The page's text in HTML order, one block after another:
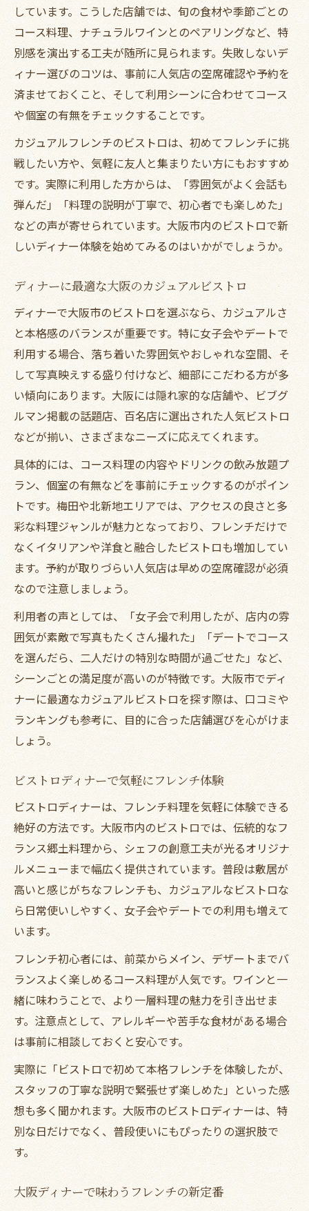
しています。こうした店舗では、旬の食材や季節ごとの
コース料理、ナチュラルワインとのペアリングなど、特
別感を演出する工夫が随所に見られます。失敗しないデ
ィナー選びのコツは、事前に人気店の空席確認や予約を
済ませておくこと、そして利用シーンに合わせてコース
や個室の有無をチェックすることです。
カジュアルフレンチのビストロは、初めてフレンチに挑
戦したい方や、気軽に友人と集まりたい方にもおすすめ
です。実際に利用した方からは、「雰囲気がよく会話も
弾んだ」「料理の説明が丁寧で、初心者でも楽しめた」
などの声が寄せられています。大阪市内のビストロで新
しいディナー体験を始めてみるのはいかがでしょうか。
ディナーに最適な大阪のカジュアルビストロ
ディナーで大阪市のビストロを選ぶなら、カジュアルさ
と本格感のバランスが重要です。特に女子会やデートで
利用する場合、落ち着いた雰囲気やおしゃれな空間、そ
して写真映えする盛り付けなど、細部にこだわる方が多
い傾向にあります。大阪には隠れ家的な店舗や、ビブグ
ルマン掲載の話題店、百名店に選出された人気ビストロ
などが揃い、さまざまなニーズに応えてくれます。
具体的には、コース料理の内容やドリンクの飲み放題プ
ラン、個室の有無などを事前にチェックするのがポイン
トです。梅田や北新地エリアでは、アクセスの良さと多
彩な料理ジャンルが魅力となっており、フレンチだけで
なくイタリアンや洋食と融合したビストロも増加してい
ます。予約が取りづらい人気店は早めの空席確認が必須
なので注意しましょう。
利用者の声としては、「女子会で利用したが、店内の雰
囲気が素敵で写真もたくさん撮れた」「デートでコース
を選んだら、二人だけの特別な時間が過ごせた」など、
シーンごとの満足度が高いのが特徴です。大阪市でディ
ナーに最適なカジュアルビストロを探す際は、口コミや
ランキングも参考に、目的に合った店舗選びを心がけま
しょう。
ビストロディナーで気軽にフレンチ体験
ビストロディナーは、フレンチ料理を気軽に体験できる
絶好の方法です。大阪市内のビストロでは、伝統的なフ
ランス郷土料理から、シェフの創意工夫が光るオリジナ
ルメニューまで幅広く提供されています。普段は敷居が
高いと感じがちなフレンチも、カジュアルなビストロな
ら日常使いしやすく、女子会やデートでの利用も増えて
います。
フレンチ初心者には、前菜からメイン、デザートまでバ
ランスよく楽しめるコース料理が人気です。ワインと一
緒に味わうことで、より一層料理の魅力を引き出せま
す。注意点として、アレルギーや苦手な食材がある場合
は事前に相談しておくと安心です。
実際に「ビストロで初めて本格フレンチを体験したが、
スタッフの丁寧な説明で緊張せず楽しめた」といった感
想も多く聞かれます。大阪市のビストロディナーは、特
別な日だけでなく、普段使いにもぴったりの選択肢で
す。
大阪ディナーで味わうフレンチの新定番